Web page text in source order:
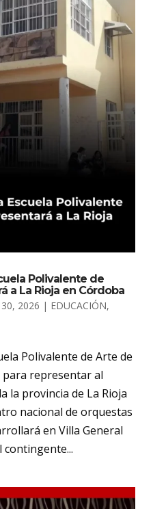
Polivalente de
a La Rioja en Córdoba
30, 2026 | EDUCACIÓN,
Polivalente de Arte de
representar al
la provincia de La Rioja
nacional de orquestas
en Villa General
contingente...